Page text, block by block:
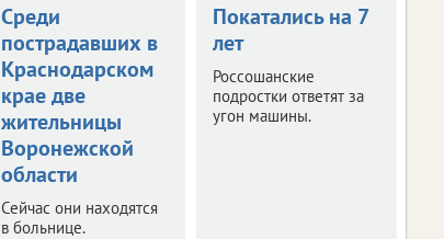
Среди
пострадавших в
Краснодарском
крае две
жительницы
Воронежской
области
Сейчас они находятся
в больнице.
Покатались на 7
лет
Россошанские
подростки ответят за
угон машины.